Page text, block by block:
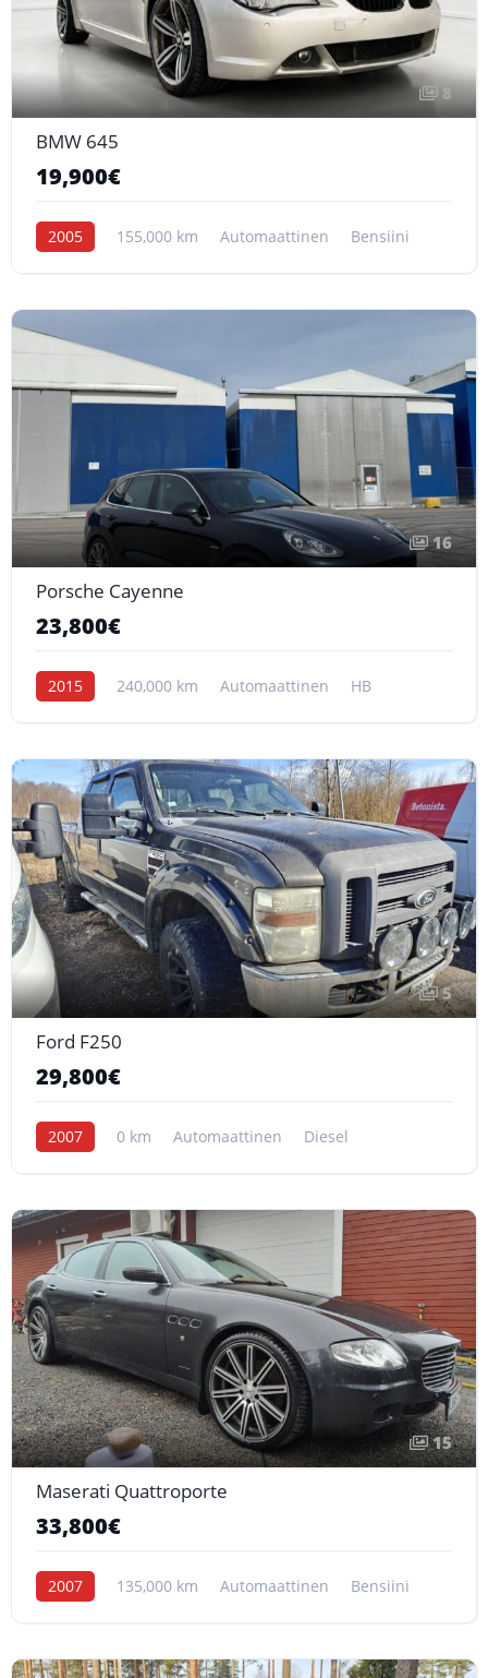
8
BMW 645
19,900€
2005 155,000 km Automaattinen Bensiini
16
Porsche Cayenne
23,800€
2015 240,000 km Automaattinen HB
5
Ford F250
29,800€
2007 0 km Automaattinen Diesel
15
Maserati Quattroporte
33,800€
2007 135,000 km Automaattinen Bensiini